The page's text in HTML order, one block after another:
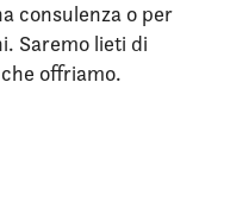
consulenza o per
Saremo lieti di
offriamo.